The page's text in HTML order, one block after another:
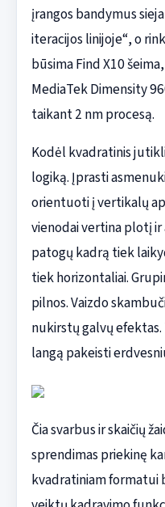
įrangos bandymus
iteracijos linijoje“, o
būsima Find X10
MediaTek Dimensity
taikant 2 nm procesą.
Kodėl kvadratinis
logiką. Įprasti
orientuoti į vertikalų
vienodai vertina plotį
patogų kadrą tiek
tiek horizontaliai.
pilnos. Vaizdo
nukirstų galvų
langą pakeisti
Čia svarbus ir skaičių
sprendimas priekinę
kvadratiniam formatui